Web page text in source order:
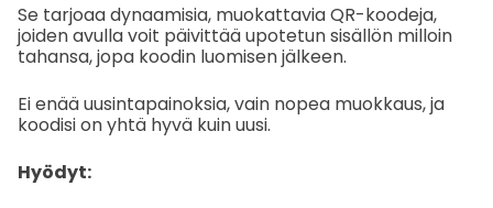
Se tarjoaa dynaamisia, muokattavia QR-koodeja,
joiden avulla voit päivittää upotetun sisällön milloin
tahansa, jopa koodin luomisen jälkeen.
Ei enää uusintapainoksia, vain nopea muokkaus, ja
koodisi on yhtä hyvä kuin uusi.
Hyödyt: